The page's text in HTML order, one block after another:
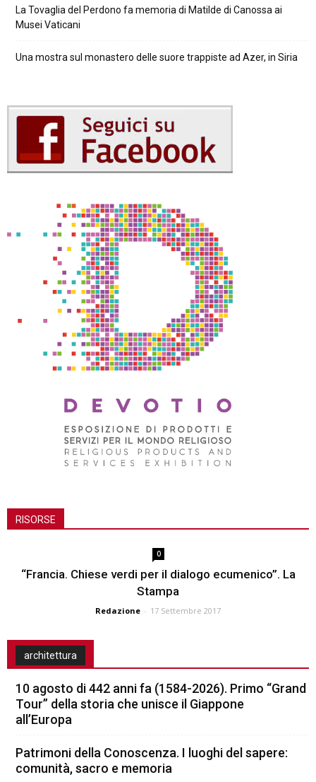
La Tovaglia del Perdono fa memoria di Matilde di Canossa ai
Musei Vaticani
Una mostra sul monastero delle suore trappiste ad Azer, in Siria
RISORSE
0
“Francia. Chiese verdi per il dialogo ecumenico”. La
Stampa
Redazione - 17 Settembre 2017
architettura
10 agosto di 442 anni fa (1584-2026). Primo “Grand
Tour” della storia che unisce il Giappone
all’Europa
Patrimoni della Conoscenza. I luoghi del sapere:
comunità, sacro e memoria